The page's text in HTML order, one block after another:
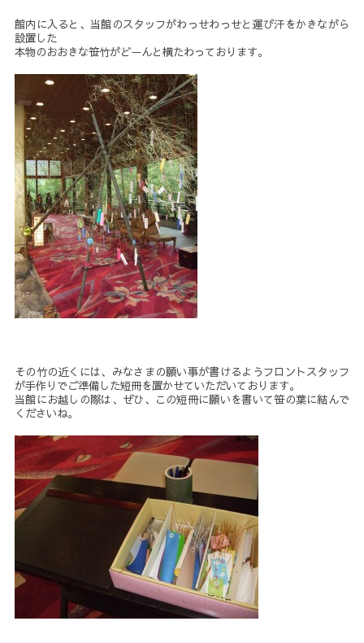
館内に入ると、当館のスタッフがわっせわっせと運び汗をかきながら
設置した
本物のおおきな笹竹がどーんと横たわっております。
その竹の近くには、みなさまの願い事が書けるようフロントスタッフ
が手作りでご準備した短冊を置かせていただいております。
当館にお越しの際は、ぜひ、この短冊に願いを書いて笹の葉に結んで
くださいね。